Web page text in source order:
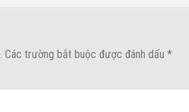
Các trường bắt buộc được đánh dấu *